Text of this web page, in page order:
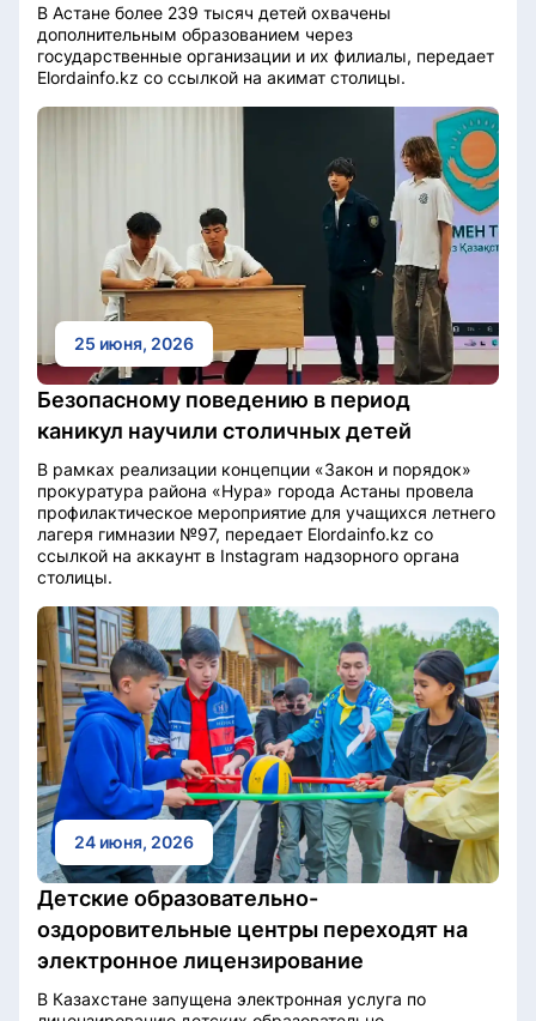
В Астане более 239 тысяч детей охвачены
дополнительным образованием через
государственные организации и их филиалы, передает
Elordainfo.kz со ссылкой на акимат столицы.
25 июня, 2026
Безопасному поведению в период
каникул научили столичных детей
В рамках реализации концепции «Закон и порядок»
прокуратура района «Нура» города Астаны провела
профилактическое мероприятие для учащихся летнего
лагеря гимназии №97, передает Elordainfo.kz со
ссылкой на аккаунт в Instagram надзорного органа
столицы.
24 июня, 2026
Детские образовательно-
оздоровительные центры переходят на
электронное лицензирование
В Казахстане запущена электронная услуга по